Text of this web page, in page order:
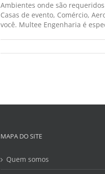
Ambientes onde são
Casas de evento, Comércio,
você. Multee Engenharia é
MAPA DO SITE
Quem somos